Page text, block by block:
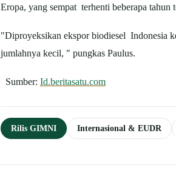
Eropa, yang sempat terhenti beberapa tahun
"Diproyeksikan ekspor biodiesel Indonesia
jumlahnya kecil, " pungkas Paulus.
Sumber: Id.beritasatu.com
Rilis GIMNI Internasional & EUDR